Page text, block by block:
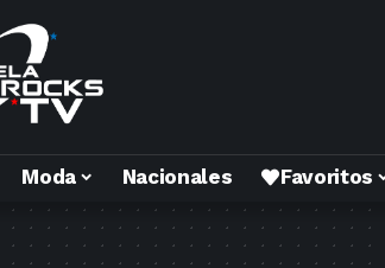
Moda Nacionales Favoritos